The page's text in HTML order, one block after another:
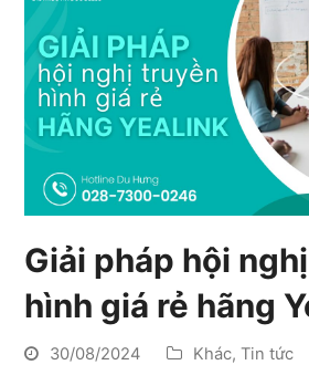
Giải pháp hội
hình giá rẻ hãng
30/08/2024 Khác,Tin tức